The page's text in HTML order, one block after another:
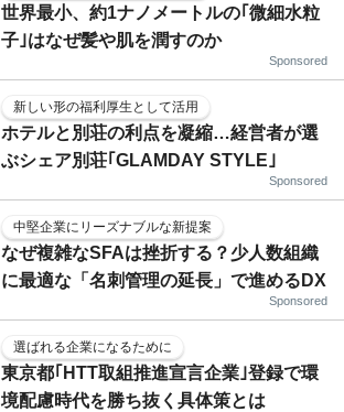
世界最小、約1ナノメートルの｢微細水粒
子｣はなぜ髪や肌を潤すのか
Sponsored
新しい形の福利厚生として活用
ホテルと別荘の利点を凝縮…経営者が選
ぶシェア別荘｢GLAMDAY STYLE｣
Sponsored
中堅企業にリーズナブルな新提案
なぜ複雑なSFAは挫折する？少人数組織
に最適な「名刺管理の延長」で進めるDX
Sponsored
選ばれる企業になるために
東京都｢HTT取組推進宣言企業｣登録で環
境配慮時代を勝ち抜く具体策とは